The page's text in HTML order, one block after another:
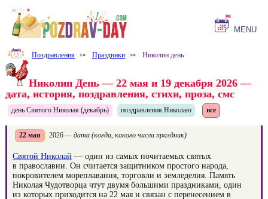
MENU
Поздравления ⤐ Праздники ⤐ Николин день
Николин День — 22 мая и 19 декабря 2026 —
дата, история, поздравления, стихи, проза, смс
день Святого Николая (декабрь) поздравления Николаю все
22 мая 2026 — дата (когда, какого числа праздник)
Святой Николай — один из самых почитаемых святых
в православии. Он считается защитником простого народа,
покровителем мореплавания, торговли и земледелия. Память
Николая Чудотворца чтут двумя большими праздниками, один
из которых приходится на 22 мая и связан с перенесением в